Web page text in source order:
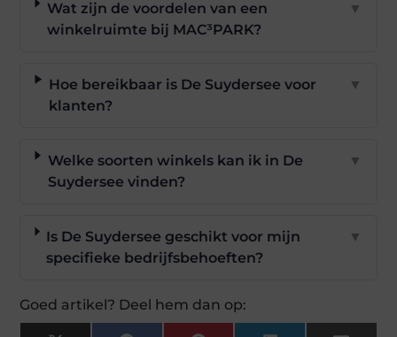
Wat zijn de voordelen van een
winkelruimte bij MAC³PARK?
▼
Hoe bereikbaar is De Suydersee voor
klanten?
▼
Welke soorten winkels kan ik in De
Suydersee vinden?
▼
Is De Suydersee geschikt voor mijn
specifieke bedrijfsbehoeften?
▼
Goed artikel? Deel hem dan op: